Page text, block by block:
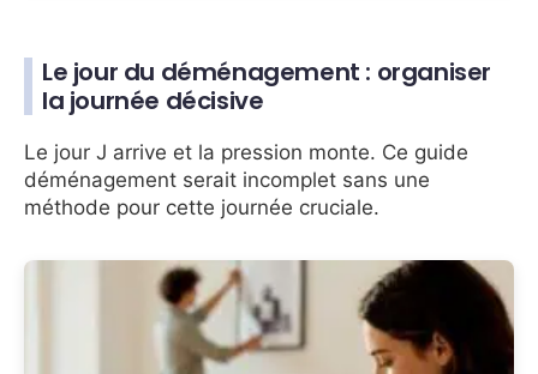
Le jour du déménagement : organiser
la journée décisive
Le jour J arrive et la pression monte. Ce guide
déménagement serait incomplet sans une
méthode pour cette journée cruciale.